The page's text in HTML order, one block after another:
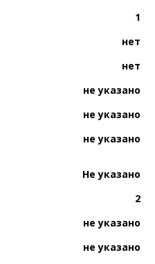
1
нет
нет
не указано
не указано
не указано
Не указано
2
не указано
не указано